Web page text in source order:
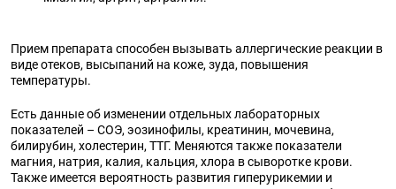
Прием препарата способен вызывать аллергические реакции в
виде отеков, высыпаний на коже, зуда, повышения
температуры.
Есть данные об изменении отдельных лабораторных
показателей – СОЭ, эозинофилы, креатинин, мочевина,
билирубин, холестерин, ТТГ. Меняются также показатели
магния, натрия, калия, кальция, хлора в сыворотке крови.
Также имеется вероятность развития гиперурикемии и